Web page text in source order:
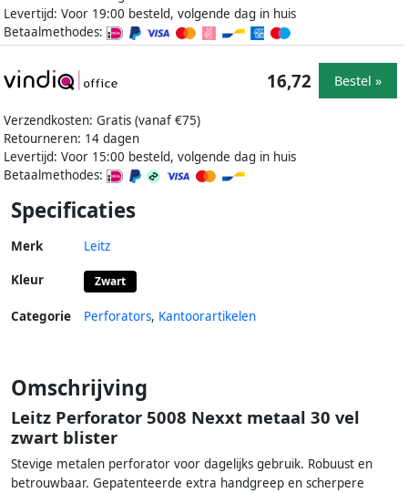
Levertijd: Voor 19:00 besteld, volgende dag in huis
Betaalmethodes:
Verzendkosten: Gratis (vanaf €75)
Retourneren: 14 dagen
Levertijd: Voor 15:00 besteld, volgende dag in huis
Betaalmethodes:
16,72 Bestel »
Specificaties
Merk Leitz
Kleur Zwart
Categorie Perforators, Kantoorartikelen
Omschrijving
Leitz Perforator 5008 Nexxt metaal 30 vel
zwart blister
Stevige metalen perforator voor dagelijks gebruik. Robuust en
betrouwbaar. Gepatenteerde extra handgreep en scherpere